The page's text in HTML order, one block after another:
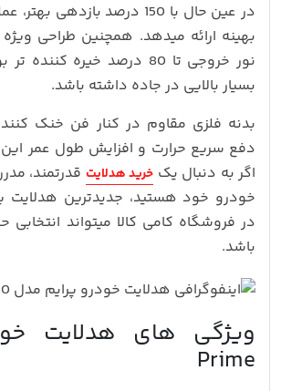
در عین حال با 150 درصد بازدهی
بهینه ارائه میدهد. همچنین طراحی
نور خروجی تا 80 درصد خیره‌
بسیار بالایی در جاده داشته باشد.
بدنه فلزی مقاوم در کنار فن خنک‌
دفع سریع حرارت و افزایش طول عمر
اگر به دنبال یک خرید هدلایت قدرتمند،
خودرو خود هستید، جدیدترین هدلایت
در فروشگاه کامی کالا میتواند
باشد.
ویژگی‌ های هدلایت
Prime